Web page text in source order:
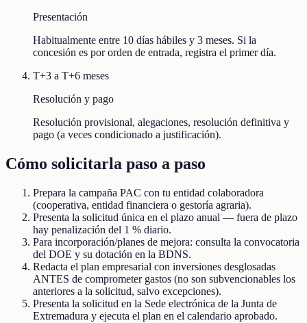
Presentación
Habitualmente entre 10 días hábiles y 3 meses. Si la
concesión es por orden de entrada, registra el primer día.
T+3 a T+6 meses
Resolución y pago
Resolución provisional, alegaciones, resolución definitiva y
pago (a veces condicionado a justificación).
Cómo solicitarla paso a paso
Prepara la campaña PAC con tu entidad colaboradora
(cooperativa, entidad financiera o gestoría agraria).
Presenta la solicitud única en el plazo anual — fuera de plazo
hay penalización del 1 % diario.
Para incorporación/planes de mejora: consulta la convocatoria
del DOE y su dotación en la BDNS.
Redacta el plan empresarial con inversiones desglosadas
ANTES de comprometer gastos (no son subvencionables los
anteriores a la solicitud, salvo excepciones).
Presenta la solicitud en la Sede electrónica de la Junta de
Extremadura y ejecuta el plan en el calendario aprobado.